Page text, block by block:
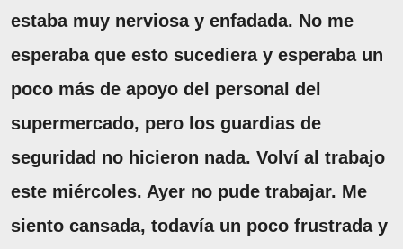
estaba muy nerviosa y enfadada. No me
esperaba que esto sucediera y esperaba un
poco más de apoyo del personal del
supermercado, pero los guardias de
seguridad no hicieron nada. Volví al trabajo
este miércoles. Ayer no pude trabajar. Me
siento cansada, todavía un poco frustrada y